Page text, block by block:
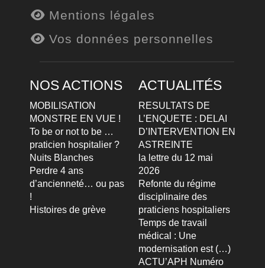
Mentions légales
Vos données personnelles
NOS ACTIONS
MOBILISATION
MONSTRE EN VUE !
To be or not to be …
praticien hospitalier ?
Nuits Blanches
Perdre 4 ans
d’ancienneté… ou pas
!
Histoires de grève
ACTUALITÉS
RESULTATS DE
L’ENQUETE : DELAI
D’INTERVENTION EN
ASTREINTE
la lettre du 12 mai
2026
Refonte du régime
disciplinaire des
praticiens hospitaliers
Temps de travail
médical : Une
modernisation est (…)
ACTU’APH Numéro